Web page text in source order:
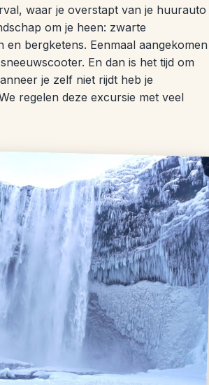
waar je overstapt van je huurauto
om je heen: zwarte
bergketens. Eenmaal aangekomen
En dan is het tijd om
je zelf niet rijdt heb je
regelen deze excursie met veel